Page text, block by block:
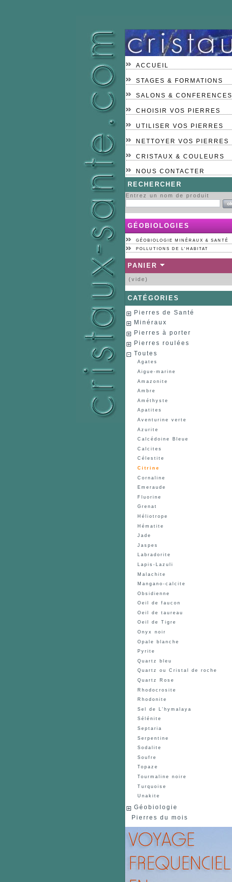
ACCUEIL
STAGES & FORMATIONS
SALONS & CONFERENCES
CHOISIR VOS PIERRES
UTILISER VOS PIERRES
NETTOYER VOS PIERRES
CRISTAUX & COULEURS
NOUS CONTACTER
RECHERCHER
Entrez un nom de produit
GÉOBIOLOGIES
GÉOBIOLOGIE MINÉRAUX & SANTÉ
POLLUTIONS DE L'HABITAT
PANIER
(vide)
CATÉGORIES
Pierres de Santé
Minéraux
Pierres à porter
Pierres roulées
Toutes
Agates
Aigue-marine
Amazonite
Ambre
Améthyste
Apatites
Aventurine verte
Azurite
Calcédoine Bleue
Calcites
Célestite
Citrine
Cornaline
Emeraude
Fluorine
Grenat
Héliotrope
Hématite
Jade
Jaspes
Labradorite
Lapis-Lazuli
Malachite
Mangano-calcite
Obsidienne
Oeil de faucon
Oeil de taureau
Oeil de Tigre
Onyx noir
Opale blanche
Pyrite
Quartz bleu
Quartz ou Cristal de roche
Quartz Rose
Rhodocrosite
Rhodonite
Sel de L'hymalaya
Sélénite
Septaria
Serpentine
Sodalite
Soufre
Topaze
Tourmaline noire
Turquoise
Unakite
Géobiologie
Pierres du mois